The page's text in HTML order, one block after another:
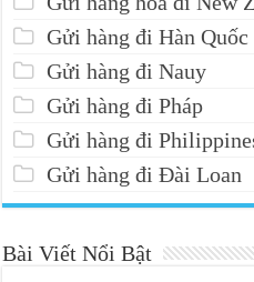
Gửi hàng đi Hàn Quốc
Gửi hàng đi Nauy
Gửi hàng đi Pháp
Gửi hàng đi
Gửi hàng đi Đài Loan
Bài Viết Nổi Bật